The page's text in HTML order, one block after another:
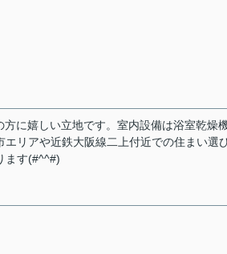
に嬉しい立地です。室内設備は浴室乾燥
リアや近鉄大阪線二上付近での住まい選
ます(#^^#)